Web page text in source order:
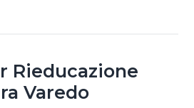
Rieducazione
Varedo